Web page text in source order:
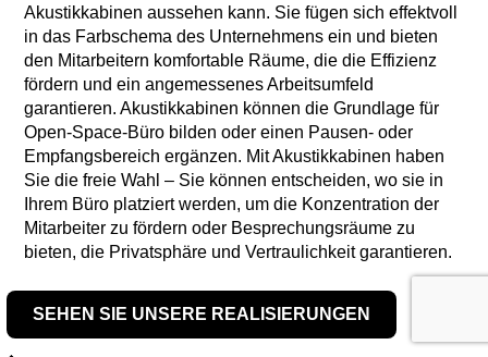
Akustikkabinen aussehen kann. Sie fügen sich effektvoll
in das Farbschema des Unternehmens ein und bieten
den Mitarbeitern komfortable Räume, die die Effizienz
fördern und ein angemessenes Arbeitsumfeld
garantieren. Akustikkabinen können die Grundlage für
Open-Space-Büro bilden oder einen Pausen- oder
Empfangsbereich ergänzen. Mit Akustikkabinen haben
Sie die freie Wahl – Sie können entscheiden, wo sie in
Ihrem Büro platziert werden, um die Konzentration der
Mitarbeiter zu fördern oder Besprechungsräume zu
bieten, die Privatsphäre und Vertraulichkeit garantieren.
SEHEN SIE UNSERE REALISIERUNGEN